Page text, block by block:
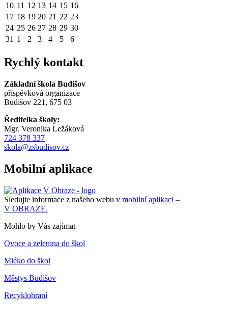
10 11 12 13 14 15 16
17 18 19 20 21 22 23
24 25 26 27 28 29 30
31 1 2 3 4 5 6
Rychlý kontakt
Základní škola Budišov
příspěvková organizace
Budišov 221, 675 03
Ředitelka školy:
Mgr. Veronika Ležáková
724 378 337
skola@zsbudisov.cz
Mobilní aplikace
Sledujte informace z našeho webu v mobilní aplikaci –
V OBRAZE.
Mohlo by Vás zajímat
Ovoce a zelenina do škol
Mléko do škol
Městys Budišov
Recyklohraní